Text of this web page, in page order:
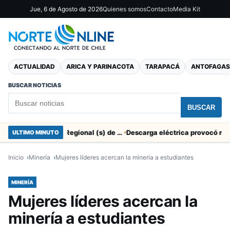
Jue, 6 de Agosto de 2026Quienes somosContactoMedia Kit
ACTUALIDAD ARICA Y PARINACOTA TARAPACÁ
BUSCAR NOTICIAS
BUSCAR
ULTIMO MINUTO SERNAC pidió la renuncia a Director Regional (s) de Arica por contratar solo a militantes del Gobierno
Inicio Minería Mujeres líderes acercan la minería a estudiantes
MINERÍA
Mujeres líderes acercan la
minería a estudiantes